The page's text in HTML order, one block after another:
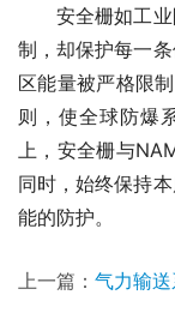
安全栅如工业
制，却保护每一
区能量被严格限
则，使全球防爆
上，安全栅与
同时，始终保持
能的防护。
上一篇： 气力输